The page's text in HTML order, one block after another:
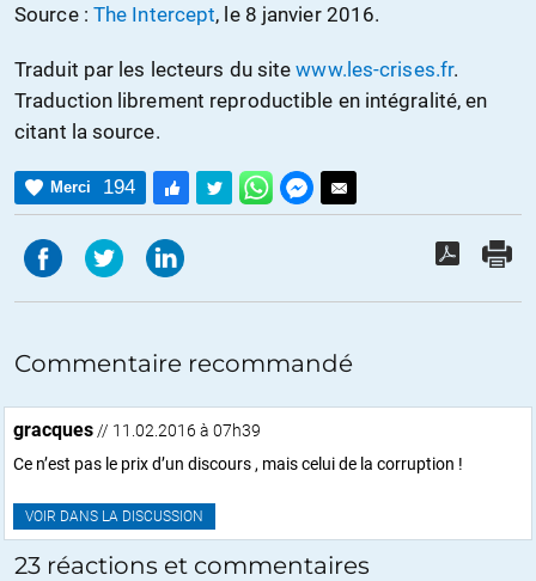
Source : The Intercept, le 8 janvier 2016.
Traduit par les lecteurs du sitewww.les-crises.fr.
Traduction librement reproductible en intégralité, en
citant la source.
Merci 194
Commentaire recommandé
gracques // 11.02.2016 à 07h39
Ce n’est pas le prix d’un discours , mais celui de la corruption !
VOIR DANS LA DISCUSSION
23 réactions et commentaires